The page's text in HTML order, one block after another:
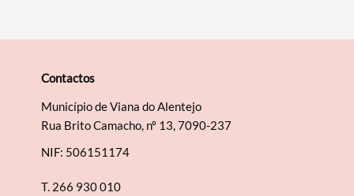
Categorias gerais
Filtros
Contactos
Município de Viana do Alentejo
Rua Brito Camacho, nº 13, 7090-237
NIF: 506151174
T. 266 930 010